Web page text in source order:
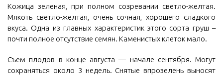
Кожица зеленая, при полном созревании светло-желтая.
Мякоть светло-желтая, очень сочная, хорошего сладкого
вкуса. Одна из главных характеристик этого сорта груш –
почти полное отсутствие семян. Каменистых клеток мало.
Съем плодов в конце августа — начале сентября. Могут
сохраняться около 3 недель. Снятые впрозелень выносят